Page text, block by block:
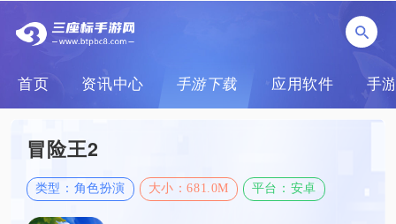
首页 资讯中心 手游下载 应用软件 手
冒险王2
类型：角色扮演 大小：681.0M 平台：安卓